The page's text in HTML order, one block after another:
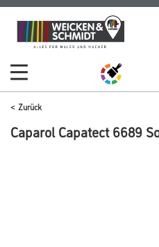
Zum
Inhalt
Zum
Navigationsmenü
Zurück
Caparol Capatect 6689